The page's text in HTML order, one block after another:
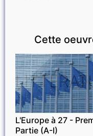
Cette
L'Europe à 27 -
Partie (A-I)